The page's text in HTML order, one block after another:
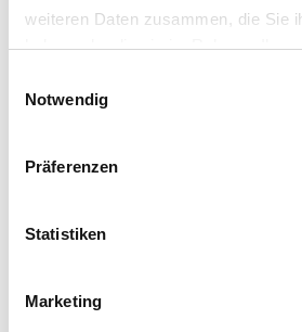
weiteren Daten zusammen, die Sie
haben oder die sie im Rahmen
Notwendig
Präferenzen
Statistiken
Marketing